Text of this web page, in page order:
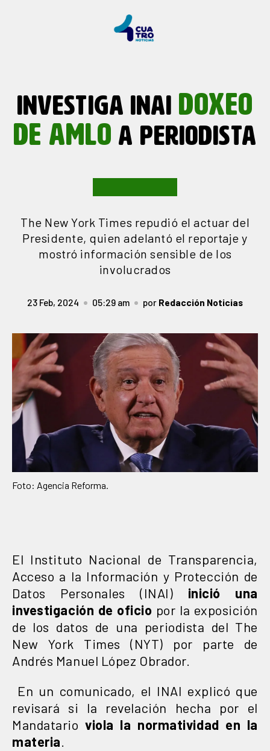
INVESTIGA INAI DOXEO
DE AMLO A PERIODISTA
The New York Times repudió el actuar del
Presidente, quien adelantó el reportaje y
mostró información sensible de los
involucrados
23 Feb, 2024 05:29 am por Redacción Noticias
Foto: Agencia Reforma.
El Instituto Nacional de Transparencia,
Acceso a la Información y Protección de
Datos Personales (INAI) inició una
investigación de oficio por la exposición
de los datos de una periodista del The
New York Times (NYT) por parte de
Andrés Manuel López Obrador.
En un comunicado, el INAI explicó que
revisará si la revelación hecha por el
Mandatarioviola la normatividad en la
materia